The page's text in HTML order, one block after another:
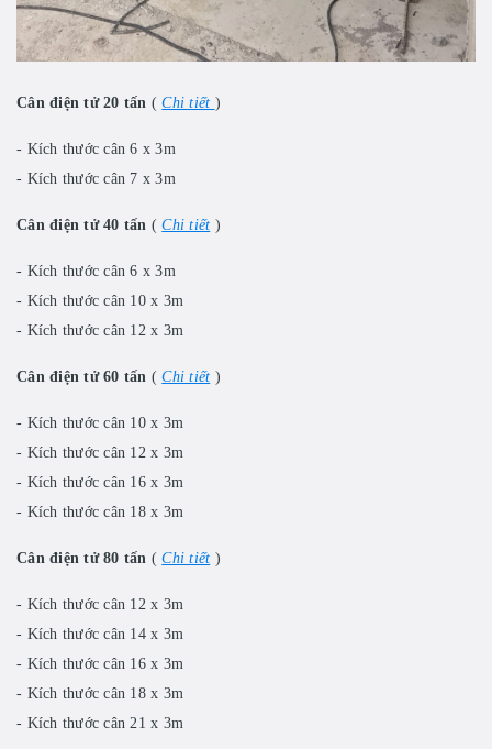
Cân điện tử 20 tấn (Chi tiết )
- Kích thước cân 6 x 3m
- Kích thước cân 7 x 3m
Cân điện tử 40 tấn (Chi tiết )
- Kích thước cân 6 x 3m
- Kích thước cân 10 x 3m
- Kích thước cân 12 x 3m
Cân điện tử 60 tấn (Chi tiết )
- Kích thước cân 10 x 3m
- Kích thước cân 12 x 3m
- Kích thước cân 16 x 3m
- Kích thước cân 18 x 3m
Cân điện tử 80 tấn (Chi tiết )
- Kích thước cân 12 x 3m
- Kích thước cân 14 x 3m
- Kích thước cân 16 x 3m
- Kích thước cân 18 x 3m
- Kích thước cân 21 x 3m